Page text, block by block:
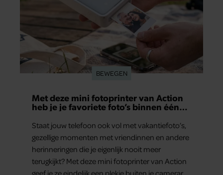
BEWEGEN
Met deze mini fotoprinter van Action
heb je je favoriete foto’s binnen één
Staat jouw telefoon ook vol met vakantiefoto’s,
gezellige momenten met vriendinnen en andere
herinneringen die je eigenlijk nooit meer
terugkijkt? Met deze mini fotoprinter van Action